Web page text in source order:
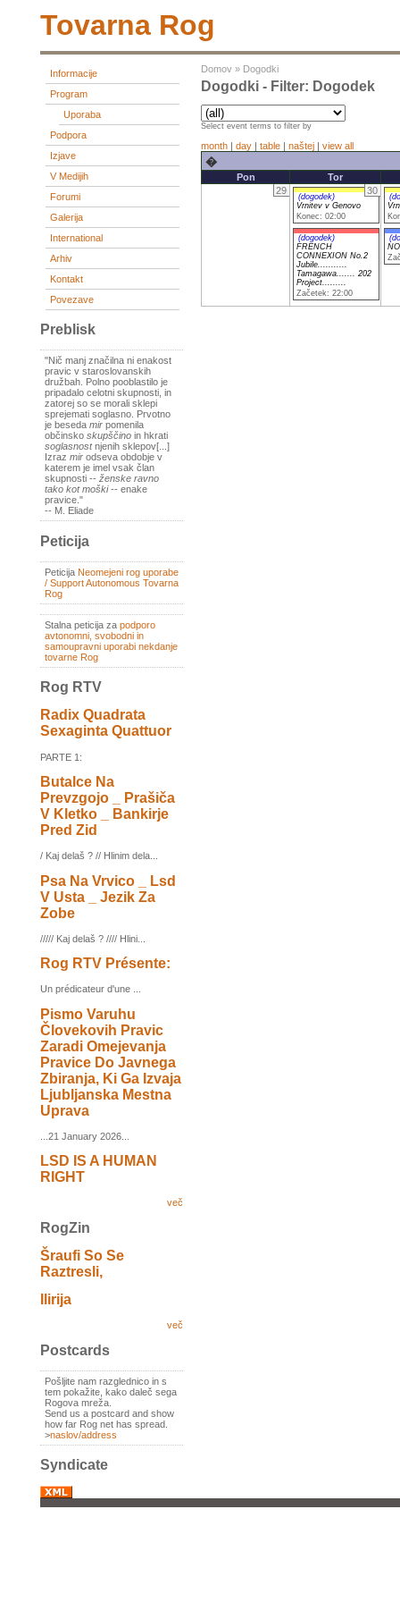
Tovarna Rog
Informacije
Program
Uporaba
Podpora
Izjave
V Medijih
Forumi
Galerija
International
Arhiv
Kontakt
Povezave
Preblisk
"Nič manj značilna ni enakost
pravic v staroslovanskih
družbah. Polno pooblastilo je
pripadalo celotni skupnosti, in
zatorej so se morali sklepi
sprejemati soglasno. Prvotno
je beseda mir pomenila
občinsko skupščino in hkrati
soglasnostnjenih sklepov[...]
Izraz mir odseva obdobje v
katerem je imel vsak član
skupnosti -- ženske ravno
tako kot moški-- enake
pravice."
-- M. Eliade
Peticija
Peticija Neomejeni rog uporabe
/ Support Autonomous Tovarna
Rog
Stalna peticija za podporo
avtonomni, svobodni in
samoupravni uporabi nekdanje
tovarne Rog
Rog RTV
Radix Quadrata
Sexaginta Quattuor
PARTE 1:
Butalce Na
Prevzgojo _ Prašiča
V Kletko _ Bankirje
Pred Zid
/ Kaj delaš ? // Hlinim dela...
Psa Na Vrvico _ Lsd
V Usta _ Jezik Za
Zobe
///// Kaj delaš ? //// Hlini...
Rog RTV Présente:
Un prédicateur d'une ...
Pismo Varuhu
Človekovih Pravic
Zaradi Omejevanja
Pravice Do Javnega
Zbiranja, Ki Ga Izvaja
Ljubljanska Mestna
Uprava
...21 January 2026...
LSD IS A HUMAN
RIGHT
več
RogZin
Šraufi So Se
Raztresli,
Ilirija
več
Postcards
Pošljite nam razglednico in s
tem pokažite, kako daleč sega
Rogova mreža.
Send us a postcard and show
how far Rog net has spread.
>naslov/address
Syndicate
Domov » Dogodki
Dogodki - Filter: Dogodek
Select event terms to filter by
month | day | table | naštej | view all
�
Pon
Tor
29
30
(dogodek)
Vrnitev v Genovo
Konec: 02:00
(dogodek)
FRENCH
CONNEXION No.2
Jubile...........
Tamagawa....... 202
Project.........
Začetek: 22:00